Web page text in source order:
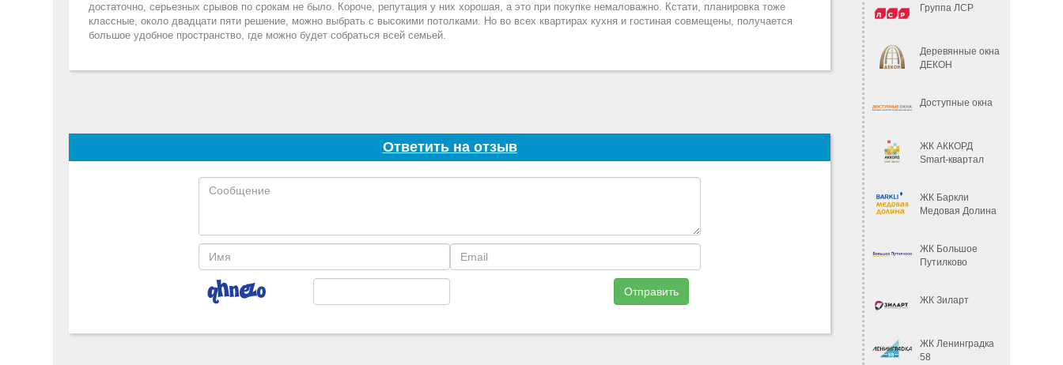
достаточно, серьезных срывов по срокам не было. Короче, репутация у них хорошая, а это при покупке немаловажно. Кстати, планировка тоже
классные, около двадцати пяти решение, можно выбрать с высокими потолками. Но во всех квартирах кухня и гостиная совмещены, получается
большое удобное пространство, где можно будет собраться всей семьей.
Ответить на отзыв
Отправить
Группа ЛСР
Деревянные окна
ДЕКОН
Доступные окна
ЖК АККОРД
Smart-квартал
ЖК Баркли
Медовая Долина
ЖК Большое
Путилково
ЖК Зиларт
ЖК Ленинградка
58